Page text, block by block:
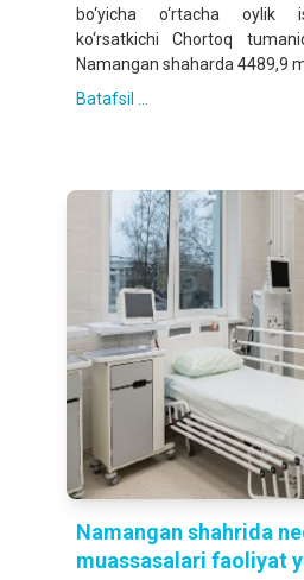
bo‘yicha o‘rtacha
ko‘rsatkichi Chortoq
Namangan shaharda 4489,9
Batafsil ...
Namangan shahrida
muassasalari faoliyat